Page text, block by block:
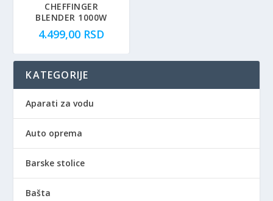
CHEFFINGER
BLENDER 1000W
4.499,00 RSD
KATEGORIJE
Aparati za vodu
Auto oprema
Barske stolice
Bašta